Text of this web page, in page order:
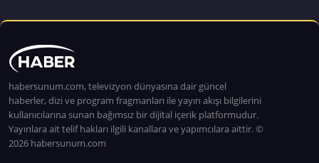
habersunum.com, televizyon dünyasına dair güncel
haberler, dizi ve program fragmanları ile yayın akışı bilgilerini
kullanıcılarına sunan bağımsız bir dijital içerik platformudur.
Yayınlara ait telif hakları ilgili kanallara ve yapımcılara aittir. ©
2026 habersunum.com